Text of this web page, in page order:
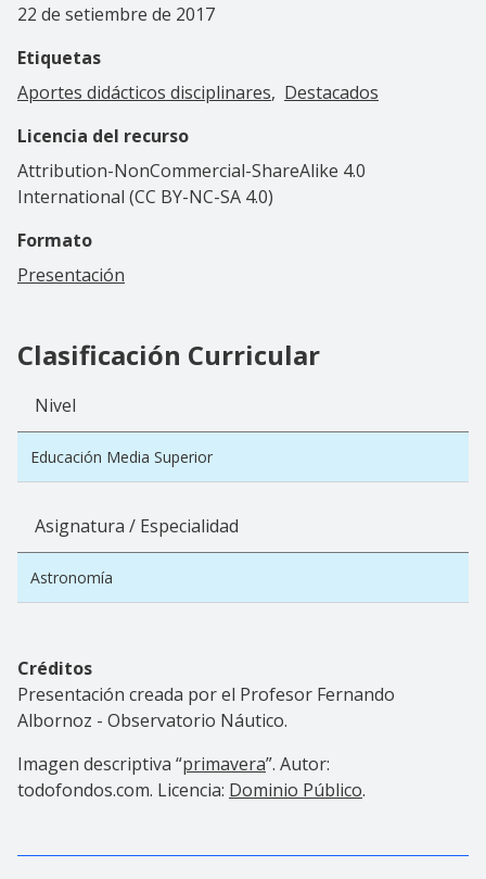
22 de setiembre de 2017
Etiquetas
Aportes didácticos disciplinares
Destacados
Licencia del recurso
Attribution-NonCommercial-ShareAlike 4.0
International (CC BY-NC-SA 4.0)
Formato
Presentación
Clasificación Curricular
Nivel
Educación Media Superior
Asignatura / Especialidad
Astronomía
Créditos
Presentación creada por el Profesor Fernando
Albornoz - Observatorio Náutico.
Imagen descriptiva “primavera”. Autor:
todofondos.com. Licencia: Dominio Público.